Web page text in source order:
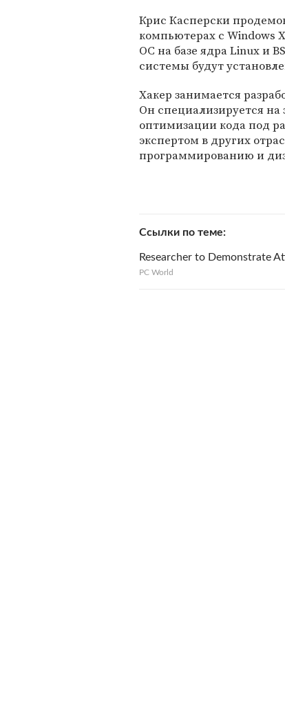
Крис Касперски
компьютерах с Windows
ОС на базе ядра Linux и
системы будут
Хакер занимается
Он специализируется на
оптимизации кода под
экспертом в других
программированию и
Ссылки по теме
Researcher to Demonstrate
PC World